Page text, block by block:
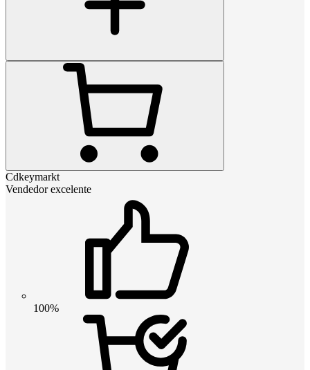
Cdkeymarkt
Vendedor excelente
100%